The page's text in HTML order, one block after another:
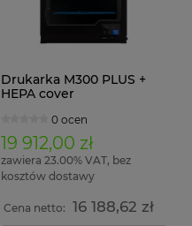
Drukarka M300 PLUS +
HEPA cover
0 ocen
19 912,00 zł
zawiera 23.00% VAT, bez
kosztów dostawy
Cena netto: 16 188,62 zł